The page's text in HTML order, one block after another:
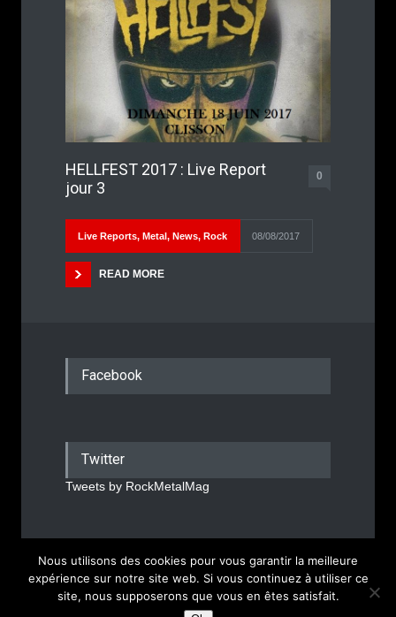
HELLFEST 2017 : Live Report
jour 3
0
Live Reports, Metal, News, Rock 08/08/2017
READ MORE
Facebook
Twitter
Tweets by RockMetalMag
Rock Metal Mag © 2026
Nous utilisons des cookies pour vous garantir la meilleure
expérience sur notre site web. Si vous continuez à utiliser ce
site, nous supposerons que vous en êtes satisfait.